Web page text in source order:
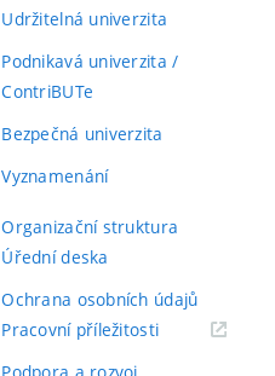
Udržitelná univerzita
Podnikavá univerzita /
ContriBUTe
Bezpečná univerzita
Vyznamenání
Organizační struktura
Úřední deska
Ochrana osobních údajů
Pracovní příležitosti(externí